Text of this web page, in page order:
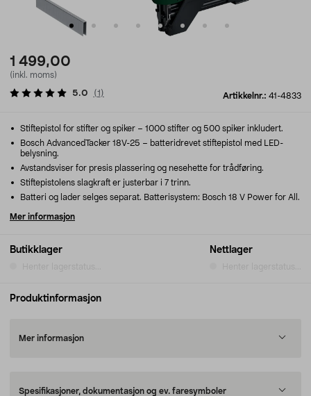
1 499,00
(inkl. moms)
Artikkelnr.: 41-4833
5.0 (1 )
Butikklager Nettlager
Stiftepistol for stifter og spiker – 1000 stifter og 500 spiker inkludert.
Bosch AdvancedTacker 18V-25 – batteridrevet stiftepistol med LED-
belysning.
Avstandsviser for presis plassering og nesehette for trådføring.
Stiftepistolens slagkraft er justerbar i 7 trinn.
Batteri og lader selges separat. Batterisystem: Bosch 18 V Power for All.
Mer informasjon
Produktinformasjon
Mer informasjon
Spesifikasjoner, dokumentasjon og ev. faresymboler